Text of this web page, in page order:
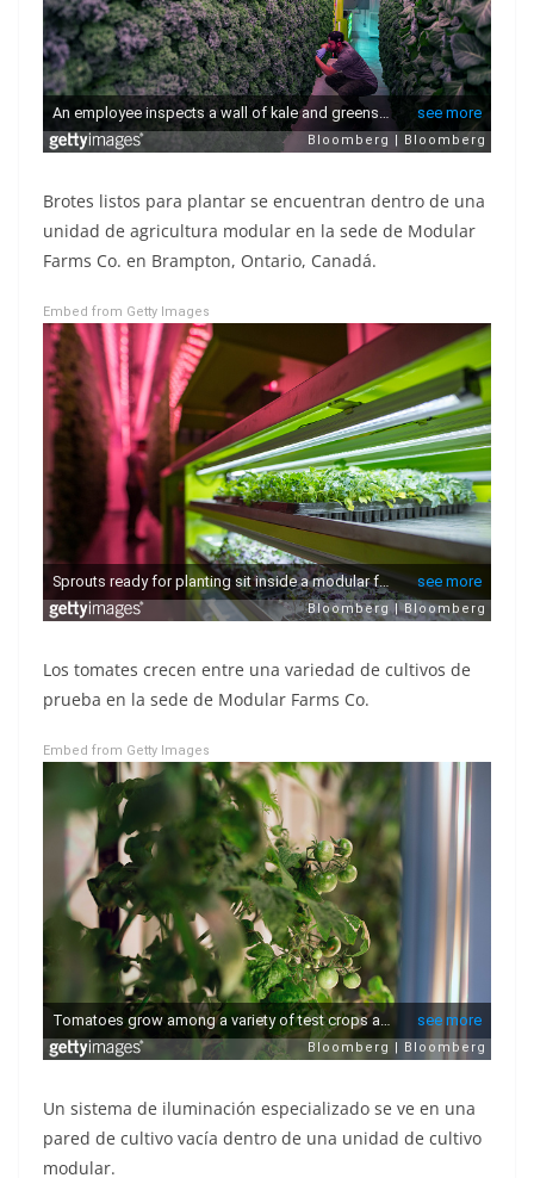
Brotes listos para plantar se encuentran dentro de una
unidad de agricultura modular en la sede de Modular
Farms Co. en Brampton, Ontario, Canadá.
Embed from Getty Images
Los tomates crecen entre una variedad de cultivos de
prueba en la sede de Modular Farms Co.
Embed from Getty Images
Un sistema de iluminación especializado se ve en una
pared de cultivo vacía dentro de una unidad de cultivo
modular.